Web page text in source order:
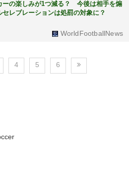
の楽しみが1つ減る？ 今後は相手を煽
セレブレーションは処罰の対象に？
WorldFootballNews
4 5 6